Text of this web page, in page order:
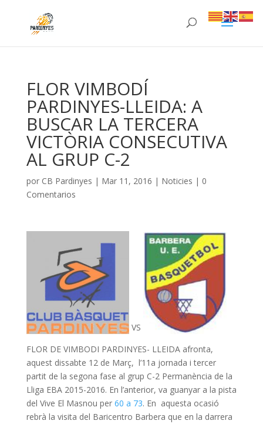
FLOR VIMBODÍ
PARDINYES-LLEIDA: A
BUSCAR LA TERCERA
VICTÒRIA CONSECUTIVA
AL GRUP C-2
por CB Pardinyes | Mar 11, 2016 | Noticies | 0
Comentarios
VS
FLOR DE VIMBODI PARDINYES- LLEIDA afronta,
aquest dissabte 12 de Març, l’11a jornada i tercer
partit de la segona fase al grup C-2 Permanència de la
Lliga EBA 2015-2016. En l’anterior, va guanyar a la pista
del Vive El Masnou per 60 a 73. En aquesta ocasió
rebrà la visita del Baricentro Barbera que en la darrera